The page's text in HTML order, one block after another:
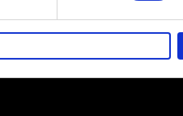
的內容，偶爾這些資訊也會